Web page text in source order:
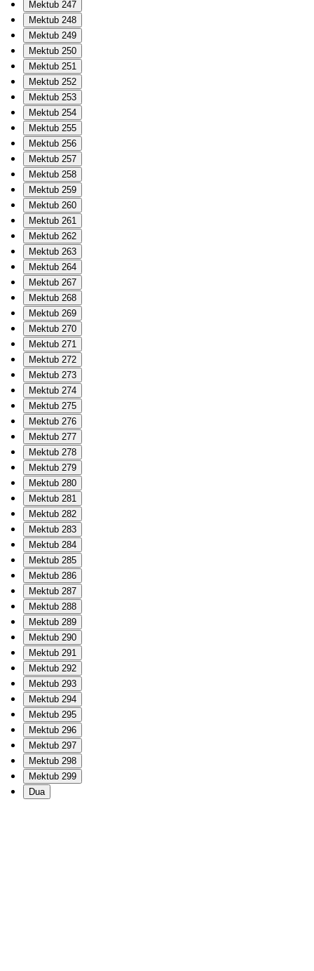
Mektub 247
Mektub 248
Mektub 249
Mektub 250
Mektub 251
Mektub 252
Mektub 253
Mektub 254
Mektub 255
Mektub 256
Mektub 257
Mektub 258
Mektub 259
Mektub 260
Mektub 261
Mektub 262
Mektub 263
Mektub 264
Mektub 267
Mektub 268
Mektub 269
Mektub 270
Mektub 271
Mektub 272
Mektub 273
Mektub 274
Mektub 275
Mektub 276
Mektub 277
Mektub 278
Mektub 279
Mektub 280
Mektub 281
Mektub 282
Mektub 283
Mektub 284
Mektub 285
Mektub 286
Mektub 287
Mektub 288
Mektub 289
Mektub 290
Mektub 291
Mektub 292
Mektub 293
Mektub 294
Mektub 295
Mektub 296
Mektub 297
Mektub 298
Mektub 299
Dua